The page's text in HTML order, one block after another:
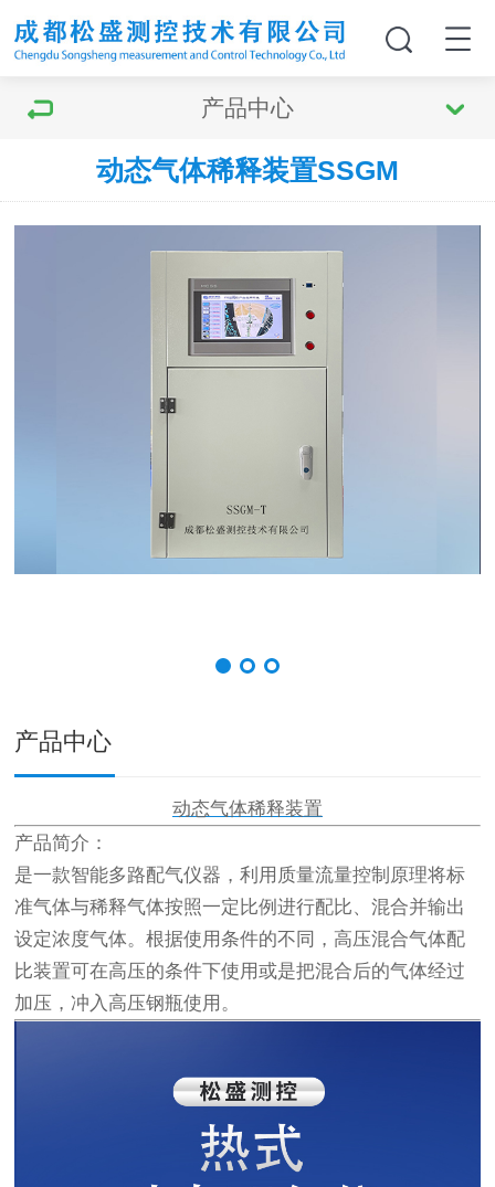
产品中心
动态气体稀释装置SSGM
产品中心
动态气体稀释装置
产品简介：
是一款智能多路配气仪器，利用质量流量控制原理将标
准气体与稀释气体按照一定比例进行配比、混合并输出
设定浓度气体。根据使用条件的不同，高压混合气体配
比装置可在高压的条件下使用或是把混合后的气体经过
加压，冲入高压钢瓶使用。